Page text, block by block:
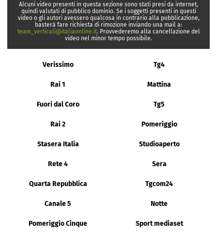
Alcuni video presenti in questa sezione sono stati presi da internet,
quindi valutati di pubblico dominio. Se i soggetti presenti in questi
video o gli autori avessero qualcosa in contrario alla pubblicazione,
basterà fare richiesta di rimozione inviando una mail a:
team_verticali@italiaonline.it. Provvederemo alla cancellazione del
video nel minor tempo possibile.
Verissimo Tg4
Rai 1 Mattina
Fuori dal Coro Tg5
Rai 2 Pomeriggio
Stasera Italia Studioaperto
Rete 4 Sera
Quarta Repubblica Tgcom24
Canale 5 Notte
Pomeriggio Cinque Sport mediaset